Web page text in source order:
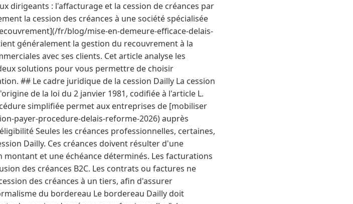
dirigeants : l'affacturage et la cession de créances par
la cession des créances à une société spécialisée
fr/blog/mise-en-demeure-efficace-delais-
généralement la gestion du recouvrement à la
avec ses clients. Cet article analyse les
solutions pour vous permettre de choisir
## Le cadre juridique de la cession Dailly La cession
de la loi du 2 janvier 1981, codifiée à l'article L.
simplifiée permet aux entreprises de [mobiliser
payer-procedure-delais-reforme-2026) auprès
Seules les créances professionnelles, certaines,
Dailly. Ces créances doivent résulter d'une
et une échéance déterminés. Les facturations
des créances B2C. Les contrats ou factures ne
des créances à un tiers, afin d'assurer
du bordereau Le bordereau Dailly doit